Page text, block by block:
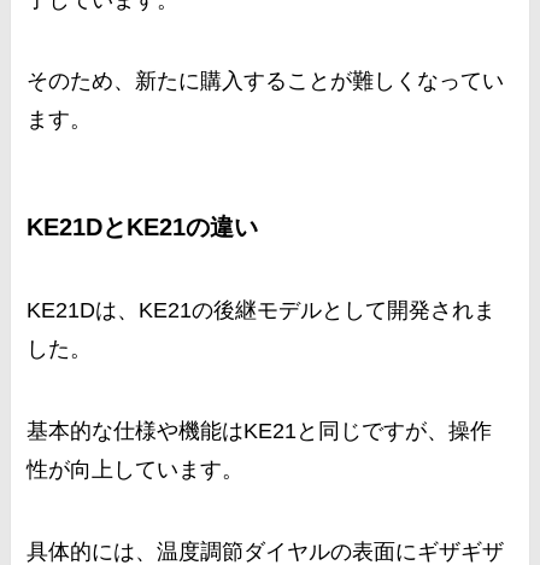
そのため、新たに購入することが難しくなってい
ます。
KE21DとKE21の違い
KE21Dは、KE21の後継モデルとして開発されま
した。
基本的な仕様や機能はKE21と同じですが、操作
性が向上しています。
具体的には、温度調節ダイヤルの表面にギザギザ